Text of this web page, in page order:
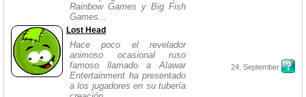
Rainbow Games y Big Fish
Games...
Lost Head
Hace poco el revelador
animoso ocasional ruso
famoso llamado a Alawar
Entertainment ha presentado
a los jugadores en su tubería
24, September